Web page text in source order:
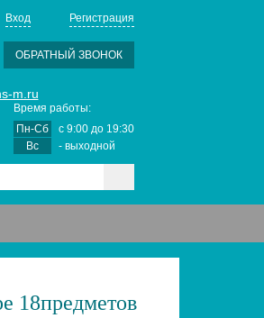
Вход Регистрация
ОБРАТНЫЙ ЗВОНОК
m.ru
Время работы:
Пн-Сб
с 9:00до 19:30
Вс
- выходной
18предметов